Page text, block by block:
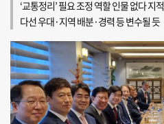
‘교통정리’ 필요 조정 역할 인물 없다 지적
다선 우대·지역 배분·경력 등 변수될 듯